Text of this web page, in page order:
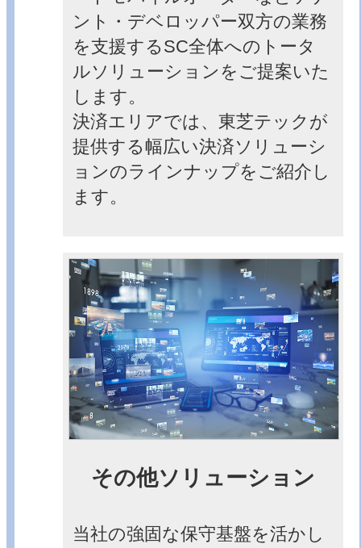
ント・デベロッパー双方の業務
を支援するSC全体へのトータ
ルソリューションをご提案いた
します。
決済エリアでは、東芝テックが
提供する幅広い決済ソリューシ
ョンのラインナップをご紹介し
ます。
その他ソリューション
当社の強固な保守基盤を活かし